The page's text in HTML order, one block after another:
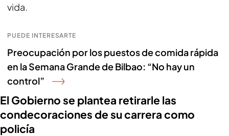
vida.
PUEDE INTERESARTE
Preocupación por los puestos de comida rápida
en la Semana Grande de Bilbao: “No hay un
control”
El Gobierno se plantea retirarle las
condecoraciones de su carrera como
policía